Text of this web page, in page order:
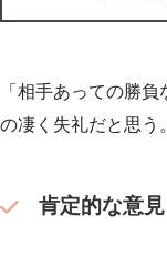
「相手あっての勝
の凄く失礼だと思う
肯定的な意見